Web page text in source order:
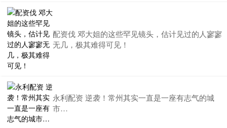
配资伐 邓大姐的这些罕见镜头，估计见过的人寥寥
无几，极其难得可见！
永利配资 逆袭！常州其实一直是一座有志气的城
市…